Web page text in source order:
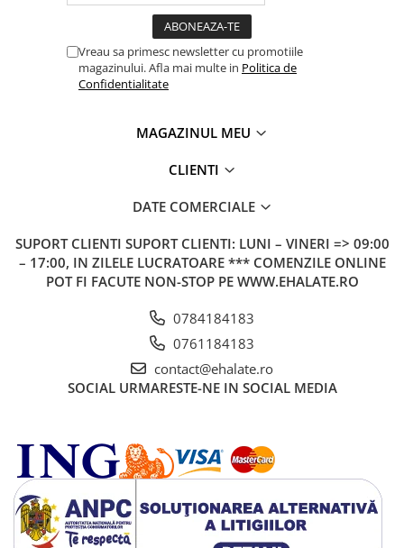
Vreau sa primesc newsletter cu promotiile
magazinului. Afla mai multe in Politica de
Confidentialitate
MAGAZINUL MEU
CLIENTI
DATE COMERCIALE
SUPORT CLIENTI SUPORT CLIENTI: LUNI – VINERI => 09:00
– 17:00, IN ZILELE LUCRATOARE *** COMENZILE ONLINE
POT FI FACUTE NON-STOP PE WWW.EHALATE.RO
0784184183
0761184183
contact@ehalate.ro
SOCIAL URMARESTE-NE IN SOCIAL MEDIA